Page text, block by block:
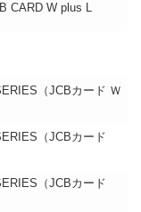
CARD W plus L
（JCBカード Ｗ
（JCBカード
（JCBカード